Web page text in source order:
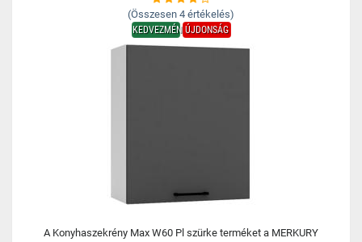
(Összesen 4 értékelés)
KEDVEZMÉNYÚJDONSÁG
A Konyhaszekrény Max W60 Pl szürke terméket a MERKURY